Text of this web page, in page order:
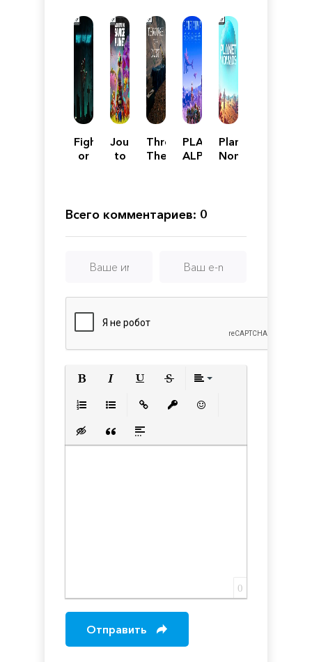
Fight
or
Journey
to
Through
The
PLANET
ALPHA
Planet
Nomads
Всего комментариев: 0
Вставка скрытого текста
Вставка цитаты
Вставка спойлера
0
Отправить